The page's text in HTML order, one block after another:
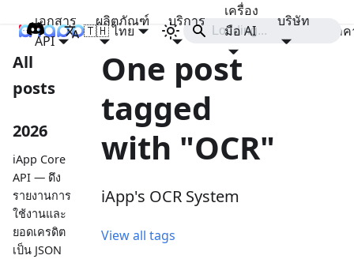
iApp
เอกสาร
API
ผลิตภัณฑ์ บริการ
เครื่อง
มือ AI
บริษัท
รา
🇹🇭 ไทย
All
posts
2026
iApp Core
API — ดึง
รายงานการ
ใช้งานและ
ยอดเครดิต
เป็น JSON
One post
tagged
with "OCR"
iApp's OCR System
View all tags